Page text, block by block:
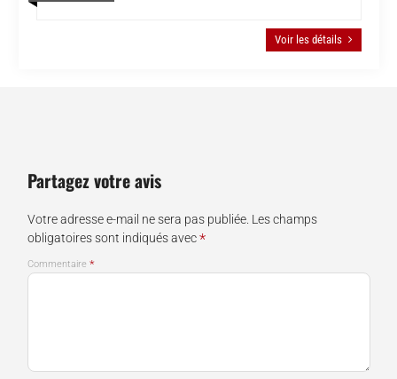
Voir les détails
Partagez votre avis
Votre adresse e-mail ne sera pas publiée. Les champs
obligatoires sont indiqués avec*
Commentaire *